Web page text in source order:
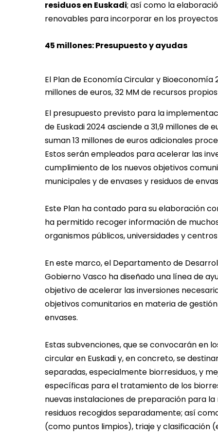
residuos en Euskadi; así como la
renovables para incorporar en los
45 millones: Presupuesto y ayudas
El Plan de Economía Circular y
millones de euros, 32 MM de recursos
El presupuesto previsto para la
de Euskadi 2024 asciende a 31,9 millones de
suman 13 millones de euros adicionales
Estos serán empleados para acelerar las
cumplimiento de los nuevos objetivos
municipales y de envases y residuos de
Este Plan ha contado para su elaboración
ha permitido recoger información de
organismos públicos, universidades y
En este marco, el Departamento de
Gobierno Vasco ha diseñado una línea de
objetivo de acelerar las inversiones
objetivos comunitarios en materia de
envases.
Estas subvenciones, que se convocarán en
circular en Euskadi y, en concreto, se
separadas, especialmente biorresiduos, y
específicas para el tratamiento de los
nuevas instalaciones de preparación para
residuos recogidos separadamente; así
(como puntos limpios), triaje y clasificación